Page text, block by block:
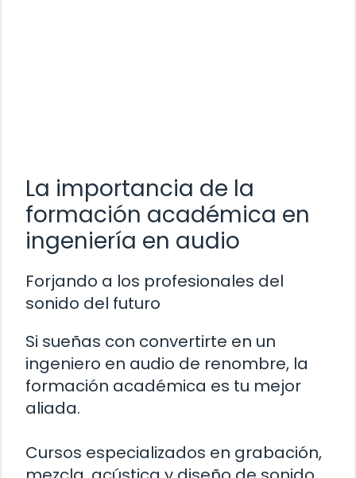
La importancia de la
formación académica en
ingeniería en audio
Forjando a los profesionales del
sonido del futuro
Si sueñas con convertirte en un
ingeniero en audio de renombre, la
formación académica es tu mejor
aliada.
Cursos especializados en grabación,